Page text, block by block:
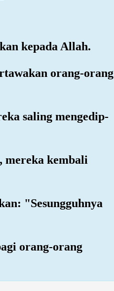
kepada Allah.
orang-orang
saling mengedip-
mereka kembali
"Sesungguhnya
orang-orang